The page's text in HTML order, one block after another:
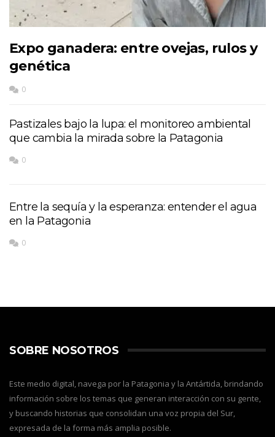
Expo ganadera: entre ovejas, rulos y
genética
0
Pastizales bajo la lupa: el monitoreo ambiental
que cambia la mirada sobre la Patagonia
0
Entre la sequía y la esperanza: entender el agua
en la Patagonia
0
SOBRE NOSOTROS
Este medio digital, navega por la Patagonia y la Antártida, brindando
información sobre los temas que generan interacción con su gente,
y buscando historias que consolidan una voz propia del Sur,
expresada de la forma más amplia posible.